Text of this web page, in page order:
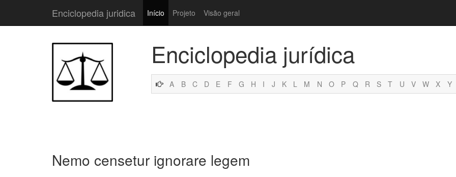
Enciclopedia juridica Início Projeto Visão geral
Enciclopedia jurídica
A B C D E F G H I J K L M N O P Q R S T U V W X Y
Nemo censetur ignorare legem